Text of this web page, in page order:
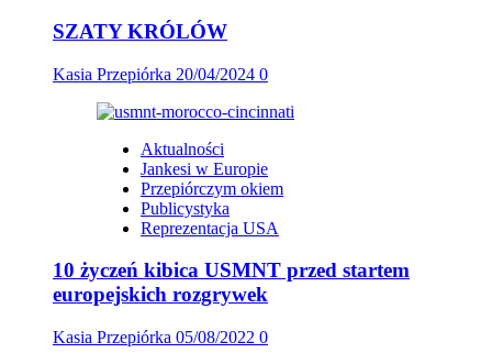
SZATY KRÓLÓW
Kasia Przepiórka 20/04/2024 0
Aktualności
Jankesi w Europie
Przepiórczym okiem
Publicystyka
Reprezentacja USA
10 życzeń kibica USMNT przed startem
europejskich rozgrywek
Kasia Przepiórka 05/08/2022 0